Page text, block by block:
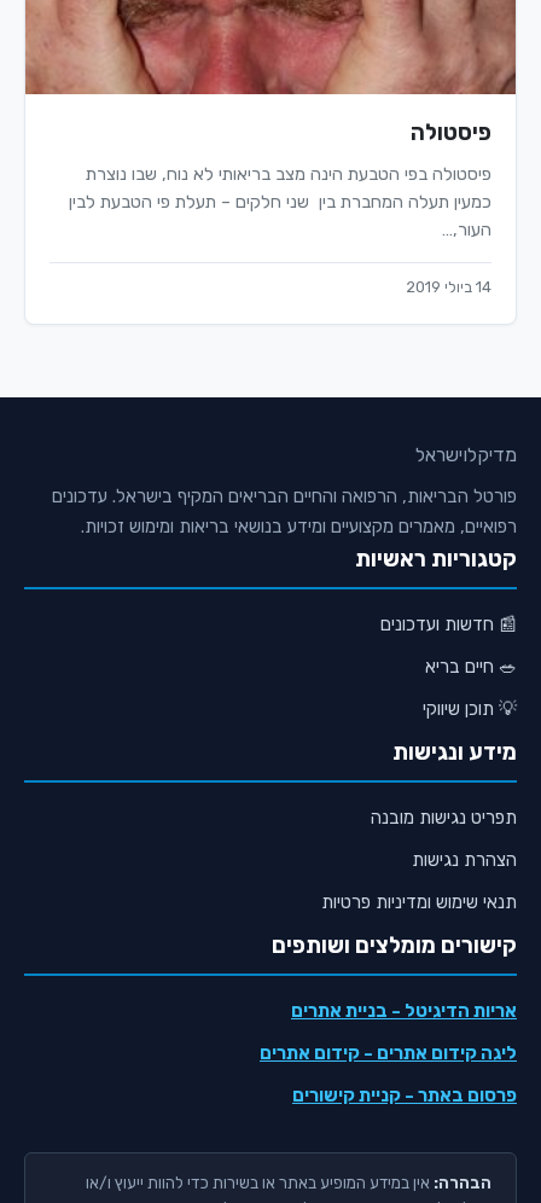
פיסטולה
פיסטולה בפי הטבעת הינה מצב בריאותי לא נוח, שבו נוצרת
כמעין תעלה המחברת בין שני חלקים – תעלת פי הטבעת לבין
העור,…
14 ביולי 2019
מדיקלוישראל
פורטל הבריאות, הרפואה והחיים הבריאים המקיף בישראל. עדכונים
רפואיים, מאמרים מקצועיים ומידע בנושאי בריאות ומימוש זכויות.
קטגוריות ראשיות
📰 חדשות ועדכונים
🥗 חיים בריא
💡 תוכן שיווקי
מידע ונגישות
תפריט נגישות מובנה
הצהרת נגישות
תנאי שימוש ומדיניות פרטיות
קישורים מומלצים ושותפים
אריות הדיגיטל - בניית אתרים
ליגה קידום אתרים - קידום אתרים
פרסום באתר - קניית קישורים
הבהרה: אין במידע המופיע באתר או בשירות כדי להוות ייעוץ ו/או